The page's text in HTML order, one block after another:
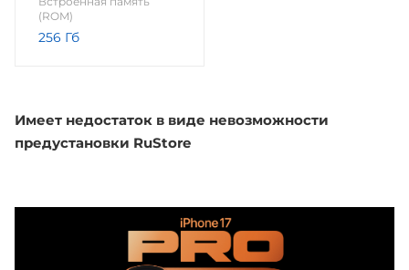
Имеет недостаток в виде невозможности
предустановки RuStore
(ROM)
256 Гб